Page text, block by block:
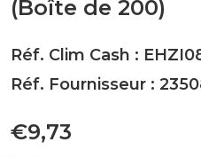
(Boîte de 200)
Réf. Clim Cash :
Réf. Fournisseur :
€9,73